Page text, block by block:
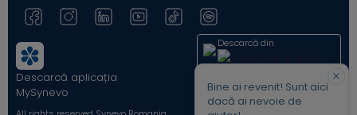
Descarcă aplicația
MySynevo
Descarcă din
Bine ai revenit! Sunt aici
dacă ai nevoie de